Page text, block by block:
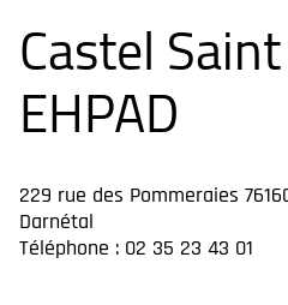
Castel
EHPAD
229 rue des Pommeraies
Darnétal
Téléphone : 02 35 23 43 01